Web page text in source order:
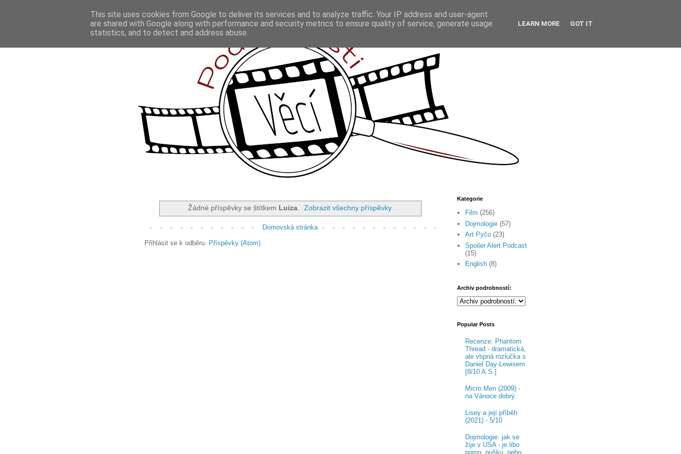
Žádné příspěvky se štítkem Luiza. Zobrazit všechny příspěvky
Domovská stránka
Přihlásit se k odběru: Příspěvky (Atom)
Kategorie
Film (256)
Dojmologie (57)
Art Pyčo (23)
Spoiler Alert Podcast
(15)
English (8)
Archiv podrobností:
Popular Posts
Recenze: Phantom
Thread - dramatická,
ale vtipná rozlučka s
Daniel Day-Lewisem
[8/10 A.S.]
Micro Men (2009) -
na Vánoce dobrý.
Lisey a její příběh
(2021) - 5/10
Dojmologie: jak se
žije v USA - je libo
porno, pušku, nebo
This site uses cookies from Google to deliver its services and to analyze traffic. Your IP address and user-agent
are shared with Google along with performance and security metrics to ensure quality of service, generate usage
statistics, and to detect and address abuse.
LEARN MORE GOT IT